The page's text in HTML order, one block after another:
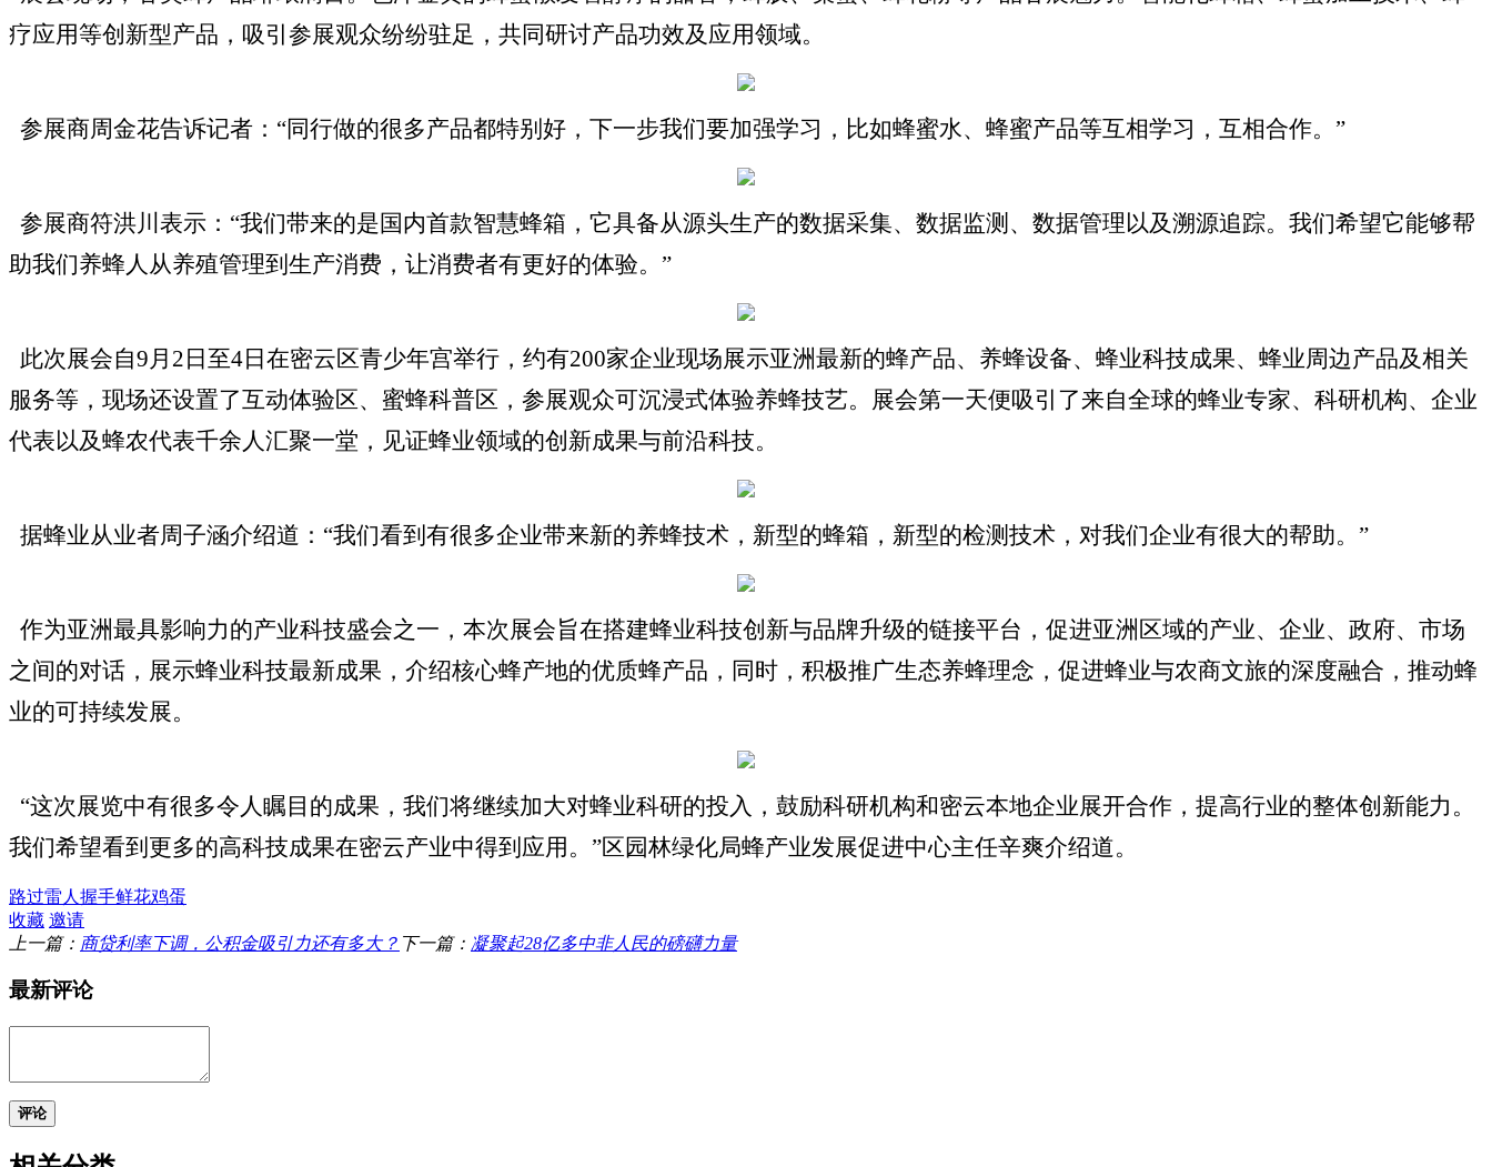
疗应用等创新型产品，吸引参展观众纷纷驻足，共同研讨产品功效及应用领域。
参展商周金花告诉记者： “同行做的很多产品都特别好，下一步我们要加强学习，比如蜂蜜水、蜂蜜产品等互相学习，互相合作。”
参展商符洪川表示： “我们带来的是国内首款智慧蜂箱，它具备从源头生产的数据采集、数据监测、数据管理以及溯源追踪。我们希望它能够帮
助我们养蜂人从养殖管理到生产消费，让消费者有更好的体验。”
此次展会自9月2日至4日在密云区青少年宫举行，约有200家企业现场展示亚洲最新的蜂产品、养蜂设备、蜂业科技成果、蜂业周边产品及相关
服务等，现场还设置了互动体验区、蜜蜂科普区，参展观众可沉浸式体验养蜂技艺。展会第一天便吸引了来自全球的蜂业专家、科研机构、企业
代表以及蜂农代表千余人汇聚一堂，见证蜂业领域的创新成果与前沿科技。
据蜂业从业者周子涵介绍道： “我们看到有很多企业带来新的养蜂技术，新型的蜂箱，新型的检测技术，对我们企业有很大的帮助。”
作为亚洲最具影响力的产业科技盛会之一，本次展会旨在搭建蜂业科技创新与品牌升级的链接平台，促进亚洲区域的产业、企业、政府、市场
之间的对话，展示蜂业科技最新成果，介绍核心蜂产地的优质蜂产品，同时，积极推广生态养蜂理念，促进蜂业与农商文旅的深度融合，推动蜂
业的可持续发展。
“这次展览中有很多令人瞩目的成果，我们将继续加大对蜂业科研的投入，鼓励科研机构和密云本地企业展开合作，提高行业的整体创新能力。
我们希望看到更多的高科技成果在密云产业中得到应用。”区园林绿化局蜂产业发展促进中心主任辛爽介绍道。
路过雷人 握手鲜花鸡蛋
收藏 邀请
上一篇： 商贷利率下调，公积金吸引力还有多大？ 下一篇： 凝聚起28亿多中非人民的磅礴力量
最新评论
评论